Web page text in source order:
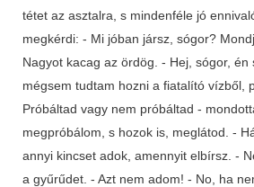
tétet az asztalra, s mindenféle jó
megkérdi: - Mi jóban jársz, sógor?
Nagyot kacag az ördög. - Hej, sógor, én
mégsem tudtam hozni a fiatalító vízből,
Próbáltad vagy nem próbáltad -
megpróbálom, s hozok is, meglátod. -
annyi kincset adok, amennyit elbírsz. -
a gyűrűdet. - Azt nem adom! - No, ha